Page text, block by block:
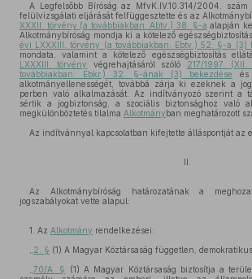
A Legfelsőbb Bíróság az MfvK.IV.10.314/2004.
felülvizsgálati eljárását felfüggesztette és az
XXXII. törvény (a továbbiakban: Abtv.) 38. §-a alapján
Alkotmánybíróság mondja ki a kötelező
évi LXXXIII. törvény (a továbbiakban: Ebtv.) 52. §-a (3)
mondata, valamint a kötelező egészségbiztosítás
LXXXIII. törvény
végrehajtásáról szóló
217/1997.
továbbiakban: Ebkr.) 32. §-ának (3) bekezdése és
alkotmányellenességét, továbbá zárja ki ezeknek a
perben való alkalmazását. Az indítványozó szerint a
sértik a jogbiztonság, a szociális biztonsághoz való
megkülönböztetés tilalma Alkotmányban meghatározott
Az indítvánnyal kapcsolatban kifejtette álláspontját az
II.
Az Alkotmánybíróság határozatának a
jogszabályokat vette alapul:
1. Az Alkotmány rendelkezései:
2. § (1) A Magyar Köztársaság független,
70/A. §
(1) A Magyar Köztársaság biztosítja a